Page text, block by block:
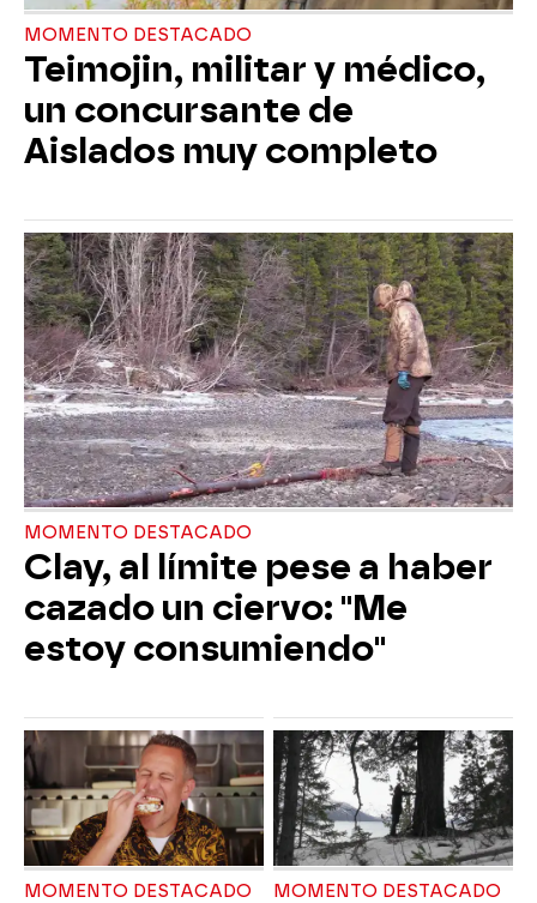
MOMENTO DESTACADO
Teimojin, militar y médico,
un concursante de
Aislados muy completo
MOMENTO DESTACADO
Clay, al límite pese a haber
cazado un ciervo: "Me
estoy consumiendo"
MOMENTO DESTACADO MOMENTO DESTACADO